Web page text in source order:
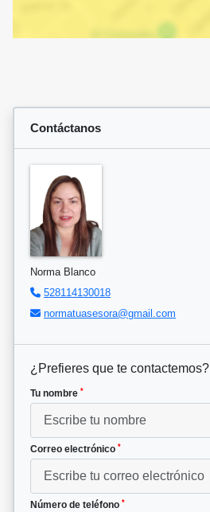
Contáctanos
Norma Blanco
528114130018
normatuasesora@gmail.com
¿Prefieres que te contactemos?
Tu nombre *
Correo electrónico *
Número de teléfono *